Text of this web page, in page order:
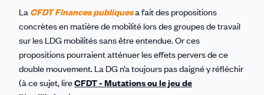
La CFDT Finances publiquesa fait des propositions
concrètes en matière de mobilité lors des groupes de travail
sur les LDG mobilités sans être entendue. Or ces
propositions pourraient atténuer les effets pervers de ce
double mouvement. La DG n’a toujours pas daigné y réfléchir
(à ce sujet, lireCFDT - Mutations ou le jeu de